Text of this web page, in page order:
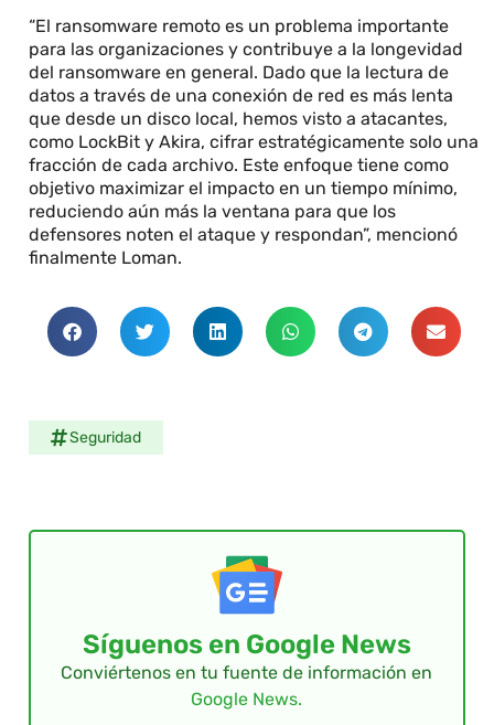
“El ransomware remoto es un problema importante
para las organizaciones y contribuye a la longevidad
del ransomware en general. Dado que la lectura de
datos a través de una conexión de red es más lenta
que desde un disco local, hemos visto a atacantes,
como LockBit y Akira, cifrar estratégicamente solo una
fracción de cada archivo. Este enfoque tiene como
objetivo maximizar el impacto en un tiempo mínimo,
reduciendo aún más la ventana para que los
defensores noten el ataque y respondan”, mencionó
finalmente Loman.
Seguridad
Síguenos en Google News
Conviértenos en tu fuente de información en
Google News.